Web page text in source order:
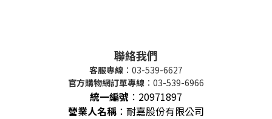
聯絡我們
客服專線 ：03-539-6627
官方購物網訂單專線 ：03-539-6966
統一編號 ： 20971897
營業人名稱 ：耐嘉股份有限公司